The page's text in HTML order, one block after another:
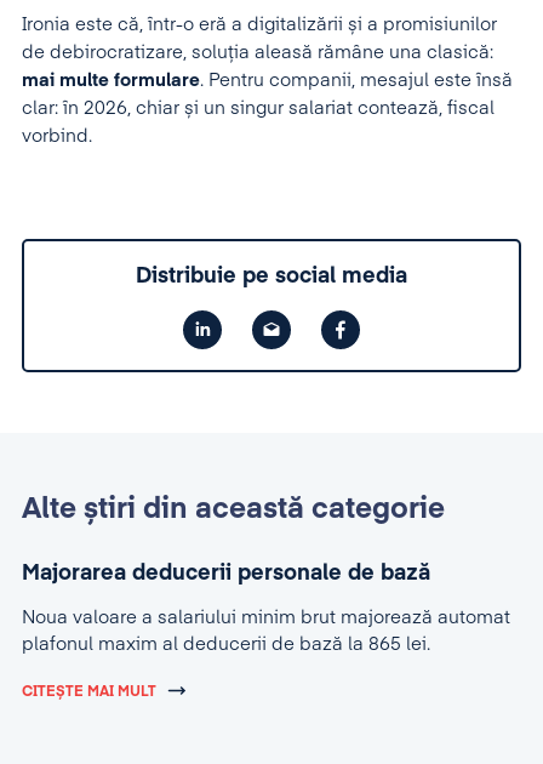
Ironia este că, într-o eră a digitalizării și a promisiunilor
de debirocratizare, soluția aleasă rămâne una clasică:
mai multe formulare. Pentru companii, mesajul este însă
clar: în 2026, chiar și un singur salariat contează, fiscal
vorbind.
Distribuie pe social media
Alte știri din această categorie
Majorarea deducerii personale de bază
Noua valoare a salariului minim brut majorează automat
plafonul maxim al deducerii de bază la 865 lei.
CITEȘTE MAI MULT